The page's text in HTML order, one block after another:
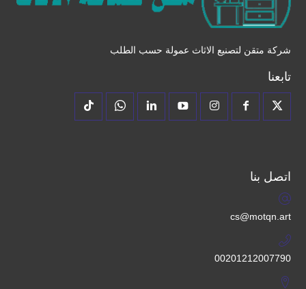
شركة متقن لتصنيع الاثاث عمولة حسب الطلب
تابعنا
اتصل بنا
cs@motqn.art
00201212007790